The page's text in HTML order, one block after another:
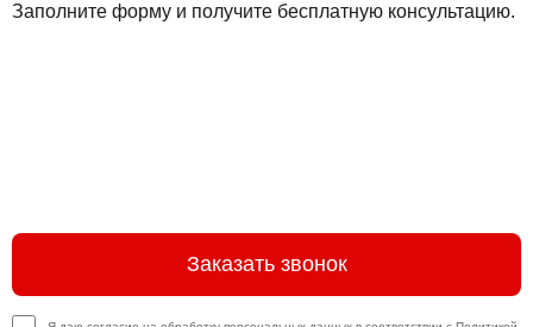
Заполните форму и получите бесплатную консультацию.
Заказать звонок